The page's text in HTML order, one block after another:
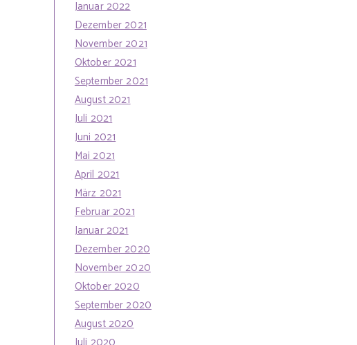
Januar 2022
Dezember 2021
November 2021
Oktober 2021
September 2021
August 2021
Juli 2021
Juni 2021
Mai 2021
April 2021
März 2021
Februar 2021
Januar 2021
Dezember 2020
November 2020
Oktober 2020
September 2020
August 2020